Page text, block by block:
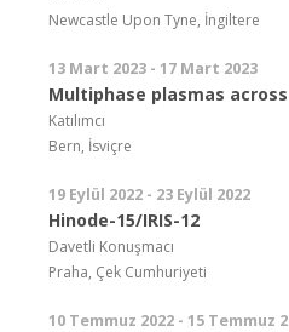
Newcastle Upon Tyne, İngiltere
13 Mart 2023 - 17 Mart 2023
Multiphase plasmas
Katılımcı
Bern, İsviçre
19 Eylül 2022 - 23 Eylül 2022
Hinode-15/IRIS-12
Davetli Konuşmacı
Praha, Çek Cumhuriyeti
10 Temmuz 2022 - 15 Temmuz